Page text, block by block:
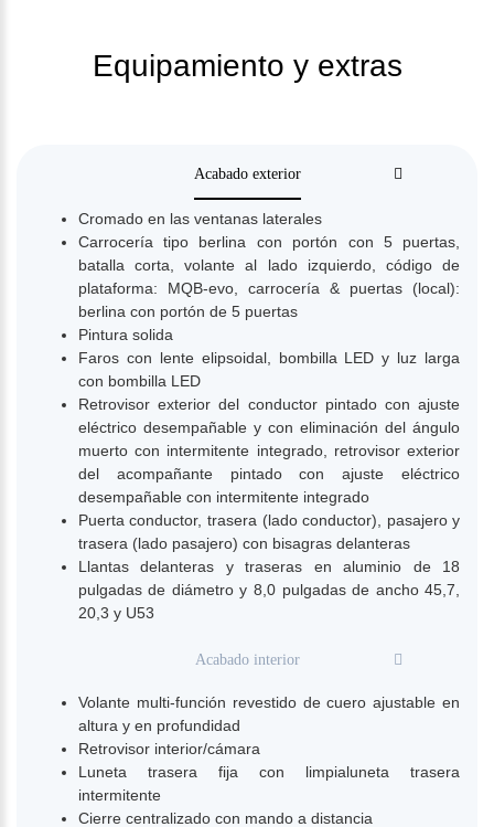
Equipamiento y extras
Acabado exterior
Cromado en las ventanas laterales
Carrocería tipo berlina con portón con 5 puertas,
batalla corta, volante al lado izquierdo, código de
plataforma: MQB-evo, carrocería & puertas (local):
berlina con portón de 5 puertas
Pintura solida
Faros con lente elipsoidal, bombilla LED y luz larga
con bombilla LED
Retrovisor exterior del conductor pintado con ajuste
eléctrico desempañable y con eliminación del ángulo
muerto con intermitente integrado, retrovisor exterior
del acompañante pintado con ajuste eléctrico
desempañable con intermitente integrado
Puerta conductor, trasera (lado conductor), pasajero y
trasera (lado pasajero) con bisagras delanteras
Llantas delanteras y traseras en aluminio de 18
pulgadas de diámetro y 8,0 pulgadas de ancho 45,7,
20,3 y U53
Acabado interior
Volante multi-función revestido de cuero ajustable en
altura y en profundidad
Retrovisor interior/cámara
Luneta trasera fija con limpialuneta trasera
intermitente
Cierre centralizado con mando a distancia